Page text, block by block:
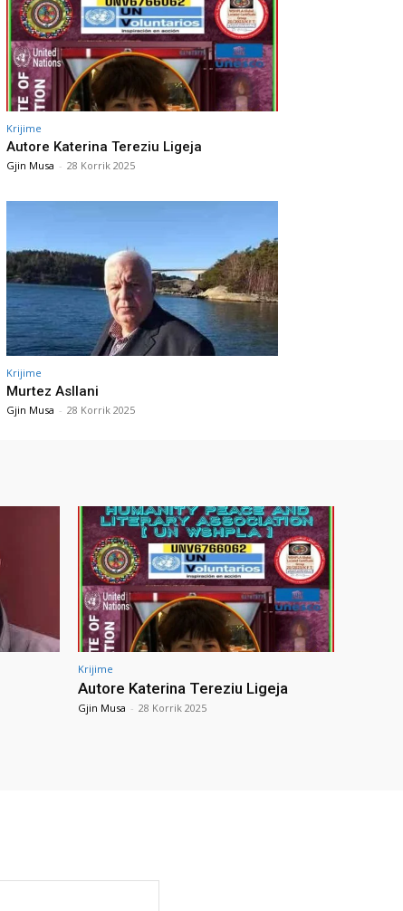
Krijime
Autore Katerina Tereziu Ligeja
Gjin Musa - 28 Korrik 2025
Krijime
Murtez Asllani
Gjin Musa - 28 Korrik 2025
Krijime
Autore Katerina Tereziu Ligeja
Gjin Musa - 28 Korrik 2025